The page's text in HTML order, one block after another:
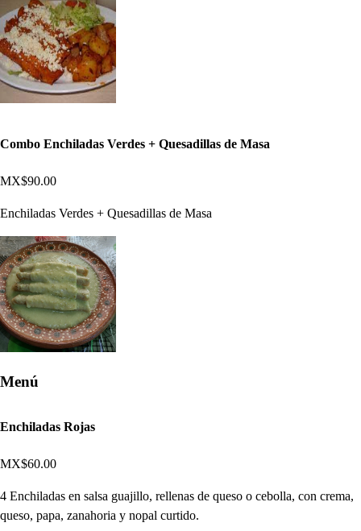
Combo Enchiladas Verdes + Quesadillas de Masa
MX$90.00
Enchiladas Verdes + Quesadillas de Masa
Menú
Enchiladas Rojas
MX$60.00
4 Enchiladas en salsa guajillo, rellenas de queso o cebolla, con crema,
queso, papa, zanahoria y nopal curtido.